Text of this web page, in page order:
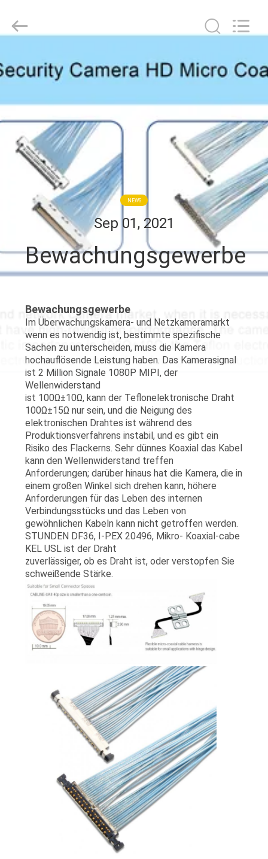
ZU
HAUSE
PRODUKTE
VIDEOS
ÜBER
WERKSBESICHTIGUNG
KONTAKT
MIT
UNS
NEUIGKEITEN
RECHTSSACHEN
BITTE
EIN
ANGEBOT
SITEMAP
DATENSCHUTZRICHTLINIE
Ltd..
All
NEWS
Sep 01, 2021
Bewachungsgewerbe
Bewachungsgewerbe
Im Überwachungskamera- und Netzkameramarkt
wenn es notwendig ist, bestimmte spezifische
Sachen zu unterscheiden, muss die Kamera
hochauflösende Leistung haben. Das Kamerasignal
ist 2 Million Signale 1080P MIPI, der
Wellenwiderstand
ist 100Ω±10Ω, kann der Teflonelektronische Draht
100Ω±15Ω nur sein, und die Neigung des
elektronischen Drahtes ist während des
Produktionsverfahrens instabil, und es gibt ein
Risiko des Flackerns. Sehr dünnes Koaxial das Kabel
kann den Wellenwiderstand treffen
Anforderungen; darüber hinaus hat die Kamera, die in
einem großen Winkel sich drehen kann, höhere
Anforderungen für das Leben des internen
Verbindungsstücks und das Leben von
gewöhnlichen Kabeln kann nicht getroffen werden.
STUNDEN DF36, I-PEX 20496, Mikro- Koaxial-cabe
KEL USL ist der Draht
zuverlässiger, ob es Draht ist, oder verstopfen Sie
schweißende Stärke.